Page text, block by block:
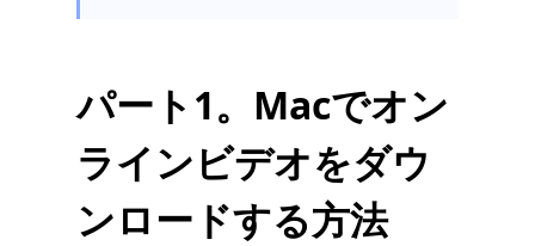
パート1。Macでオン
ラインビデオをダウ
ンロードする方法